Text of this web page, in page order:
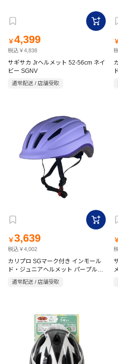
￥4,399
税込￥4,838
サギサカ Jrヘルメット 52-56cm ネイ
ビー SGNV
通常配送 / 店舗受取
￥3,639
税込￥4,002
カリプロ SGマーク付き インモール
ド・ジュニアヘルメット パープル
通常配送 / 店舗受取